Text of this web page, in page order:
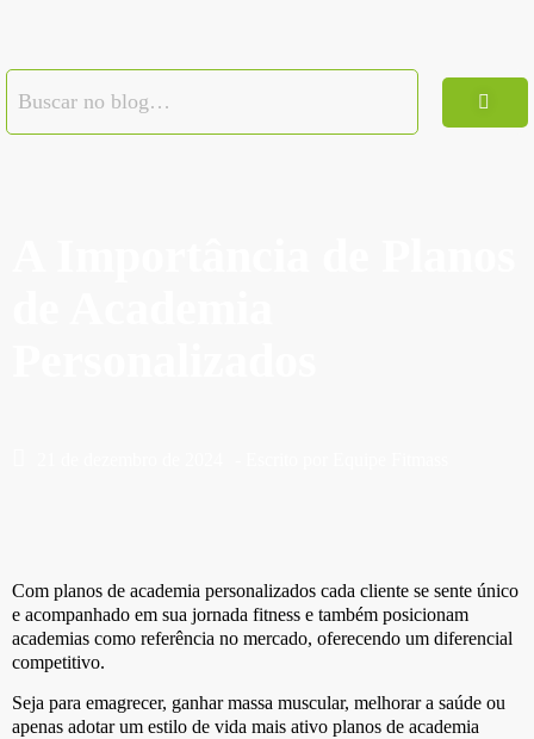
Com planos de academia personalizados cada cliente se sente único
e acompanhado em sua jornada fitness e também posicionam
academias como referência no mercado, oferecendo um diferencial
competitivo.
Seja para emagrecer, ganhar massa muscular, melhorar a saúde ou
apenas adotar um estilo de vida mais ativo planos de academia